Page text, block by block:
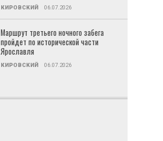
КИРОВСКИЙ 06.07.2026
Маршрут третьего ночного забега
пройдет по исторической части
Ярославля
КИРОВСКИЙ 06.07.2026